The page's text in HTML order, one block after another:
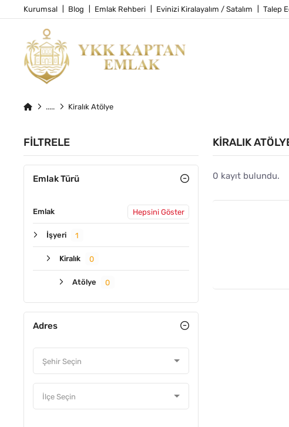
Kurumsal Blog Emlak Rehberi Evinizi Kiralayalım / Satalım Talep
Kiralık Atölye
FILTRELE
Emlak Türü
Emlak Hepsini Göster
İşyeri 1
Kiralık 0
Atölye 0
Adres
KIRALIK
0 kayıt bulundu.